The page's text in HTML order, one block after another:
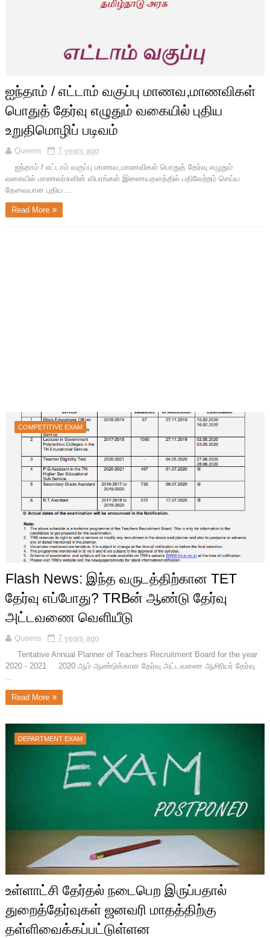
ஐந்தாம் / எட்டாம் வகுப்பு மாணவ,மாணவிகள்
பொதுத் தேர்வு எழுதும் வகையில் புதிய
உறுதிமொழிப் படிவம்
Queens
7 years ago
ஐந்தாம் / எட்டாம் வகுப்பு மாணவ,மாணவிகள் பொதுத் தேர்வு எழுதும்
வகையில் மாணவர்களின் விபரங்கள் இணையதளத்தில் பதிவேற்றம் செய்ய
தேவையான புதிய ...
Read More
COMPETITIVE EXAM
Flash News: இந்த வருடத்திற்கான TET
தேர்வு எப்போது? TRBன் ஆண்டு தேர்வு
அட்டவணை வெளியீடு
Queens
7 years ago
Tentative Annual Planner of Teachers Recruitment Board for the year
2020 - 2021 2020 ஆம் ஆண்டுக்கான தேர்வு அட்டவணை ஆசிரியர் தேர்வு
...
Read More
DEPARTMENT EXAM
உள்ளாட்சி தேர்தல் நடைபெற இருப்பதால்
துறைத்தேர்வுகள் ஜனவரி மாதத்திற்கு
தள்ளிவைக்கப்பட்டுள்ளன